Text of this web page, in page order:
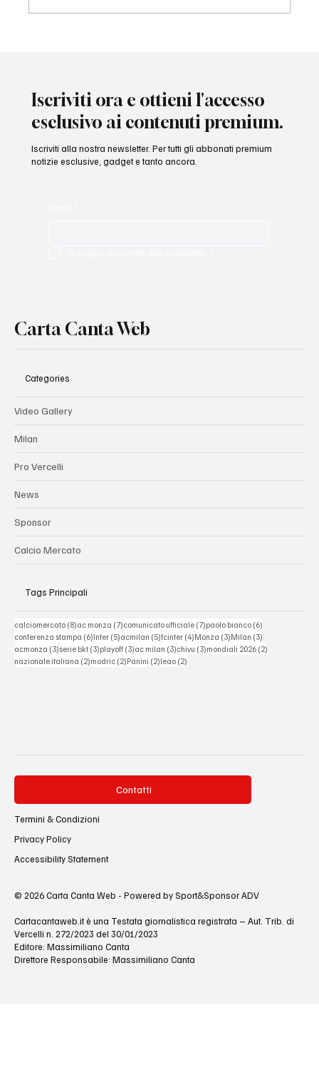
Iscriviti ora e ottieni l'accesso
esclusivo ai contenuti premium.
Iscriviti alla nostra newsletter. Per tutti gli abbonati premium
notizie esclusive, gadget e tanto ancora.
Carta Canta Web
Categories
Video Gallery
Milan
Pro Vercelli
News
Sponsor
Calcio Mercato
Tags Principali
calciomercato (8)8 post
ac monza (7)7 post
comunicato ufficiale (7)7 post
paolo bianco (6)
conferenza stampa (6)6 post
Inter (5)5 post
acmilan (5)5 post
fcinter (4)4 post
Monza (3)3 post
Milan (3)
acmonza (3)3 post
serie bkt (3)3 post
playoff (3)3 post
ac milan (3)3 post
chivu (3)3 post
mondiali 2026 (2)
nazionale italiana (2)2 post
modric (2)2 post
Panini (2)2 post
leao (2)
Contatti
Termini & Condizioni
Privacy Policy
Accessibility Statement
Cartacantaweb.it è una Testata giornalistica registrata – Aut. Trib. di
Vercelli n. 272/2023 del 30/01/2023
Editore: Massimiliano Canta
Direttore Responsabile: Massimiliano Canta
© 2026 Carta Canta Web - Powered by Sport&Sponsor ADV